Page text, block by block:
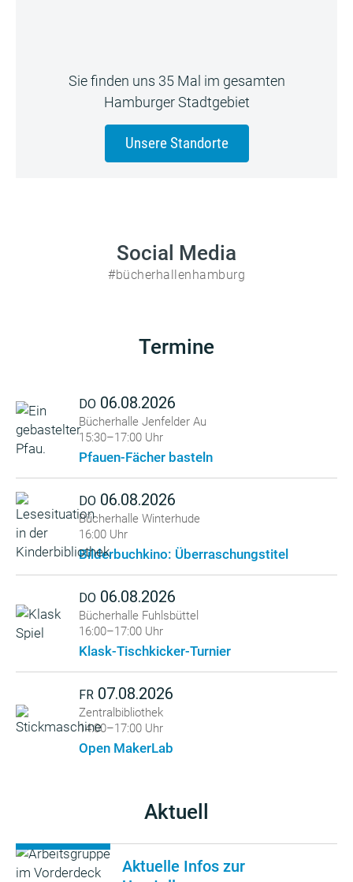
Sie finden uns 35 Mal im gesamten
Hamburger Stadtgebiet
Unsere Standorte
Social Media
#bücherhallenhamburg
Termine
DO 06.08.2026
Bücherhalle Jenfelder Au
15:30–17:00 Uhr
Pfauen-Fächer basteln
DO 06.08.2026
Bücherhalle Winterhude
16:00 Uhr
Bilderbuchkino: Überraschungstitel
DO 06.08.2026
Bücherhalle Fuhlsbüttel
16:00–17:00 Uhr
Klask-Tischkicker-Turnier
FR 07.08.2026
Zentralbibliothek
14:00–17:00 Uhr
Open MakerLab
Aktuell
Aktuelle Infos zur